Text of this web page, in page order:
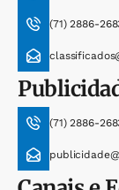
(71) 2886-
(71) 2886-